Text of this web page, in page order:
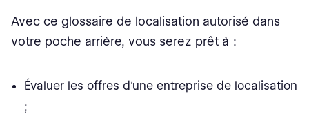
Mémoire de traduction (MT)
Avec ce glossaire de localisation autorisé dans
votre poche arrière, vous serez prêt à :
Évaluer les offres d'une entreprise de localisation
;